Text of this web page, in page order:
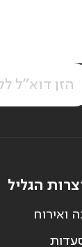
הגליל
ואירוח